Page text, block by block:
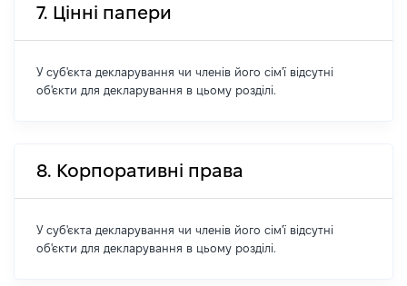
7. Цінні папери
У суб'єкта декларування чи членів його сім'ї відсутні
об'єкти для декларування в цьому розділі.
8. Корпоративні права
У суб'єкта декларування чи членів його сім'ї відсутні
об'єкти для декларування в цьому розділі.